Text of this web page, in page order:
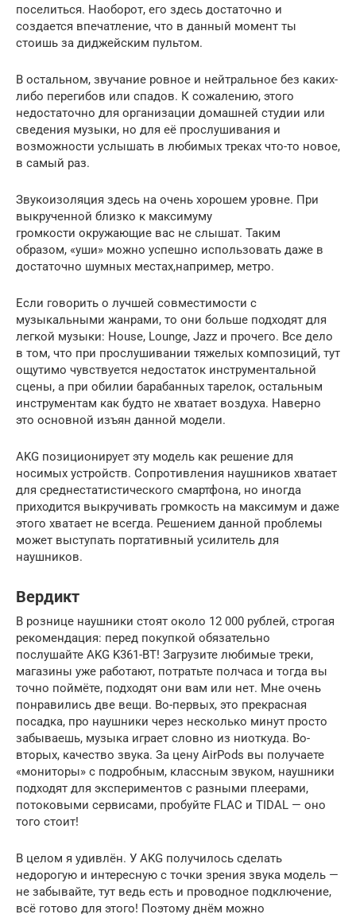
поселиться. Наоборот, его здесь достаточно и
создается впечатление, что в данный момент ты
стоишь за диджейским пультом.
В остальном, звучание ровное и нейтральное без каких-
либо перегибов или спадов. К сожалению, этого
недостаточно для организации домашней студии или
сведения музыки, но для её прослушивания и
возможности услышать в любимых треках что-то новое,
в самый раз.
Звукоизоляция здесь на очень хорошем уровне. При
выкрученной близко к максимуму
громкости окружающие вас не слышат. Таким
образом, «уши» можно успешно использовать даже в
достаточно шумных местах,например, метро.
Если говорить о лучшей совместимости с
музыкальными жанрами, то они больше подходят для
легкой музыки: House, Lounge, Jazz и прочего. Все дело
в том, что при прослушивании тяжелых композиций, тут
ощутимо чувствуется недостаток инструментальной
сцены, а при обилии барабанных тарелок, остальным
инструментам как будто не хватает воздуха. Наверно
это основной изъян данной модели.
AKG позиционирует эту модель как решение для
носимых устройств. Сопротивления наушников хватает
для среднестатистического смартфона, но иногда
приходится выкручивать громкость на максимум и даже
этого хватает не всегда. Решением данной проблемы
может выступать портативный усилитель для
наушников.
Вердикт
В рознице наушники стоят около 12 000 рублей, строгая
рекомендация: перед покупкой обязательно
послушайте AKG K361-BT! Загрузите любимые треки,
магазины уже работают, потратьте полчаса и тогда вы
точно поймёте, подходят они вам или нет. Мне очень
понравились две вещи. Во-первых, это прекрасная
посадка, про наушники через несколько минут просто
забываешь, музыка играет словно из ниоткуда. Во-
вторых, качество звука. За цену AirPods вы получаете
«мониторы» с подробным, классным звуком, наушники
подходят для экспериментов с разными плеерами,
потоковыми сервисами, пробуйте FLAC и TIDAL — оно
того стоит!
В целом я удивлён. У AKG получилось сделать
недорогую и интересную с точки зрения звука модель —
не забывайте, тут ведь есть и проводное подключение,
всё готово для этого! Поэтому днём можно